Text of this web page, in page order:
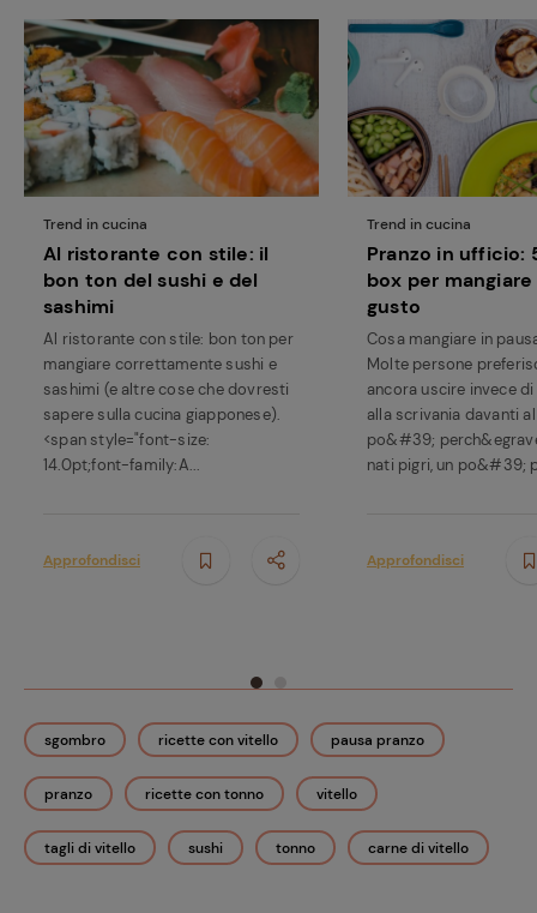
sgombro ricette con vitello pausa pranzo
pranzo ricette con tonno vitello
tagli di vitello sushi tonno carne di vitello
Trend in cucina
Al ristorante con stile: il
bon ton del sushi e del
sashimi
Al ristorante con stile: bon ton per
mangiare correttamente sushi e
sashimi (e altre cose che dovresti
sapere sulla cucina giapponese).
<span style="font-size:
14.0pt;font-family:A...
Approfondisci
Trend in cucina
Pranzo in ufficio:
box per
gusto
Cosa mangiare in
Molte persone
ancora uscire invece
alla scrivania davanti
po&#39;
nati pigri, un po&#39;
Approfondisci
Ricette
preferite